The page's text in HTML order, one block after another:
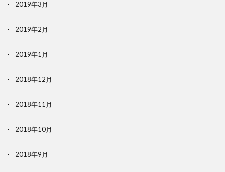
2019年3月
2019年2月
2019年1月
2018年12月
2018年11月
2018年10月
2018年9月